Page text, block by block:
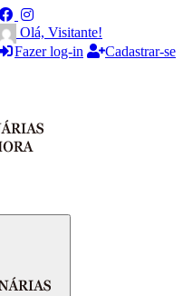
Olá, Visitante!
Fazer log-in
Cadastrar-se